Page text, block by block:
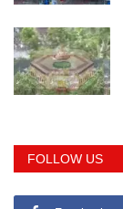
FOLLOW US